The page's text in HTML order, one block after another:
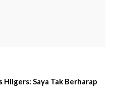
Saya Tak Berharap